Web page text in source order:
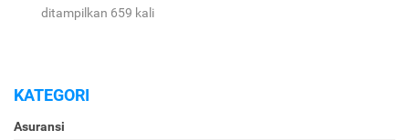
ditampilkan 659 kali
KATEGORI
Asuransi